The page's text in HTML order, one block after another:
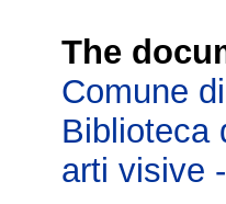
The
Comune
Biblioteca
arti visive